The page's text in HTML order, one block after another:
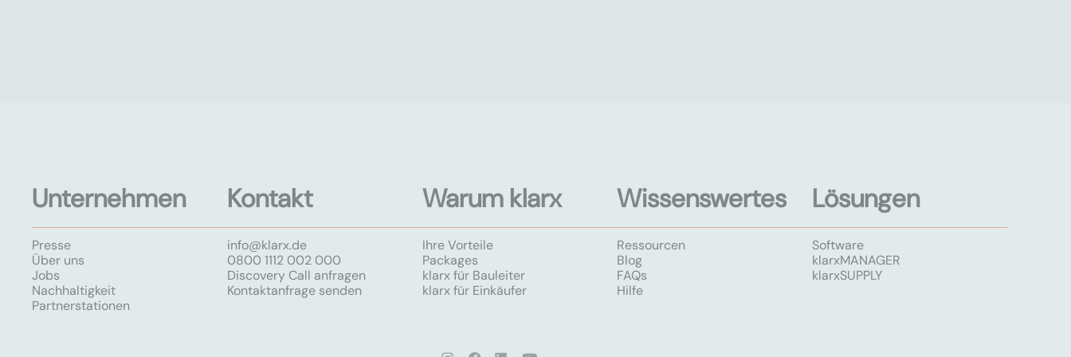
Unternehmen
Presse
Über uns
Jobs
Nachhaltigkeit
Partnerstationen
Kontakt
info@klarx.de
0800 1112 002 000
Discovery Call anfragen
Kontaktanfrage senden
Warum klarx
Ihre Vorteile
Packages
klarx für Bauleiter
klarx für Einkäufer
Wissenswertes
Ressourcen
Blog
FAQs
Hilfe
Lösungen
Software
klarxMANAGER
klarxSUPPLY